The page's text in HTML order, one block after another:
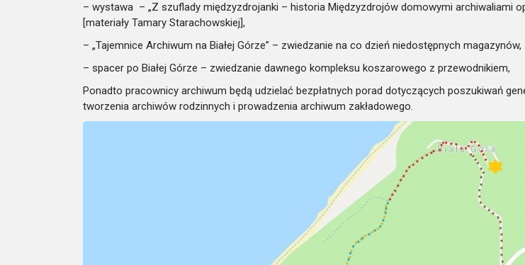
– wystawa – „Z szuflady międzyzdrojanki – historia Międzyzdrojów domowymi archiwaliami
[materiały Tamary Starachowskiej],
– „Tajemnice Archiwum na Białej Górze” – zwiedzanie na co dzień niedostępnych magazynów,
– spacer po Białej Górze – zwiedzanie dawnego kompleksu koszarowego z przewodnikiem,
Ponadto pracownicy archiwum będą udzielać bezpłatnych porad dotyczących poszukiwań
tworzenia archiwów rodzinnych i prowadzenia archiwum zakładowego.